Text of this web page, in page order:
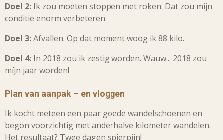
Doel 2: Ik zou moeten stoppen met roken. Dat zou mijn
conditie enorm verbeteren.
Doel 3:Afvallen. Op dat moment woog ik 88 kilo.
Doel 4: In 2018 zou ik zestig worden. Wauw... 2018 zou
míjn jaar worden!
Plan van aanpak – en vloggen
Ik kocht meteen een paar goede wandelschoenen en
begon voorzichtig met anderhalve kilometer wandelen.
Het resultaat? Twee dagen spierpijn!